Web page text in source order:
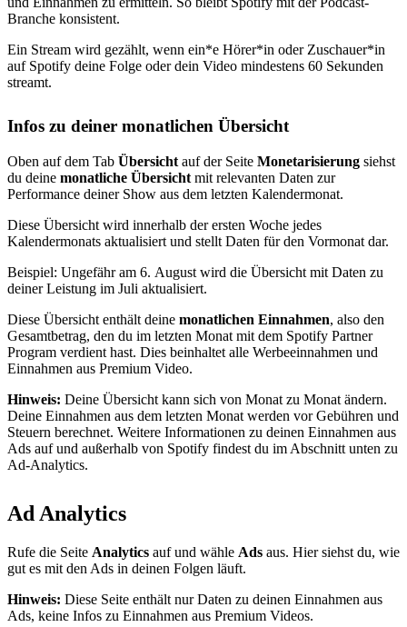
Branche konsistent.
Ein Stream wird gezählt, wenn ein*e Hörer*in oder Zuschauer*in
auf Spotify deine Folge oder dein Video mindestens 60 Sekunden
streamt.
Infos zu deiner monatlichen Übersicht
Oben auf dem Tab Übersicht auf der Seite Monetarisierung siehst
du deine monatliche Übersicht mit relevanten Daten zur
Performance deiner Show aus dem letzten Kalendermonat.
Diese Übersicht wird innerhalb der ersten Woche jedes
Kalendermonats aktualisiert und stellt Daten für den Vormonat dar.
Beispiel: Ungefähr am 6. August wird die Übersicht mit Daten zu
deiner Leistung im Juli aktualisiert.
Diese Übersicht enthält deine monatlichen Einnahmen, also den
Gesamtbetrag, den du im letzten Monat mit dem Spotify Partner
Program verdient hast. Dies beinhaltet alle Werbeeinnahmen und
Einnahmen aus Premium Video.
Hinweis: Deine Übersicht kann sich von Monat zu Monat ändern.
Deine Einnahmen aus dem letzten Monat werden vor Gebühren und
Steuern berechnet. Weitere Informationen zu deinen Einnahmen aus
Ads auf und außerhalb von Spotify findest du im Abschnitt unten zu
Ad-Analytics.
Ad Analytics
Rufe die Seite Analytics auf und wähle Ads aus. Hier siehst du, wie
gut es mit den Ads in deinen Folgen läuft.
Hinweis: Diese Seite enthält nur Daten zu deinen Einnahmen aus
Ads, keine Infos zu Einnahmen aus Premium Videos.